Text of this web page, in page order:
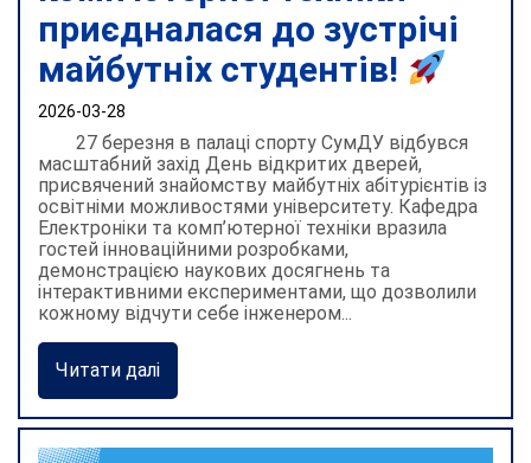
приєдналася до зустрічі
майбутніх студентів!
2026-03-28
27 березня в палаці спорту СумДУ відбувся
масштабний захід День відкритих дверей,
присвячений знайомству майбутніх абітурієнтів із
освітніми можливостями університету. Кафедра
Електроніки та комп’ютерної техніки вразила
гостей інноваційними розробками,
демонстрацією наукових досягнень та
інтерактивними експериментами, що дозволили
кожному відчути себе інженером...
Читати далі